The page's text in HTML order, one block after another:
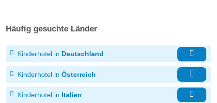
Häufig gesuchte Länder
Kinderhotel in Deutschland
Kinderhotel in Österreich
Kinderhotel in Italien